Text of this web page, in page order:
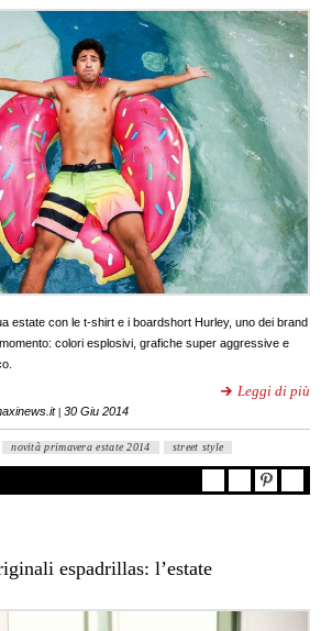
estate con le t-shirt e i boardshort Hurley, uno dei brand
colori esplosivi, grafiche super aggressive e
Leggi di più
30 Giu 2014
novità primavera estate 2014 street style
espadrillas: l’estate